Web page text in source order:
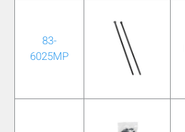
83-
6025MP